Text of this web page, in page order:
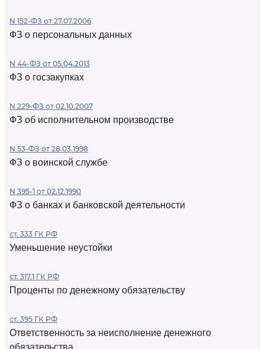
N 152-ФЗ от 27.07.2006
ФЗ о персональных данных
N 44-ФЗ от 05.04.2013
ФЗ о госзакупках
N 229-ФЗ от 02.10.2007
ФЗ об исполнительном производстве
N 53-ФЗ от 28.03.1998
ФЗ о воинской службе
N 395-1 от 02.12.1990
ФЗ о банках и банковской деятельности
ст. 333 ГК РФ
Уменьшение неустойки
ст. 317.1 ГК РФ
Проценты по денежному обязательству
ст. 395 ГК РФ
Ответственность за неисполнение денежного
обязательства